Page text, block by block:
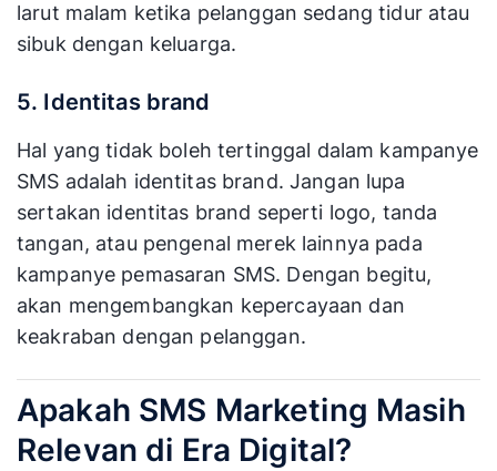
larut malam ketika pelanggan sedang tidur atau
sibuk dengan keluarga.
5. Identitas brand
Hal yang tidak boleh tertinggal dalam kampanye
SMS adalah identitas brand. Jangan lupa
sertakan identitas brand seperti logo, tanda
tangan, atau pengenal merek lainnya pada
kampanye pemasaran SMS. Dengan begitu,
akan mengembangkan kepercayaan dan
keakraban dengan pelanggan.
Apakah SMS Marketing Masih
Relevan di Era Digital?